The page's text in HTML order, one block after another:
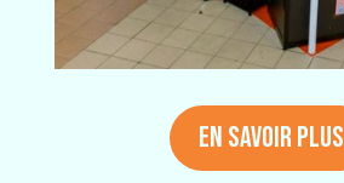
EN SAVOIR PLUS